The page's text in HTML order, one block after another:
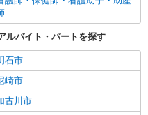
ルバイト・パートを探す
石市
崎市
古川市